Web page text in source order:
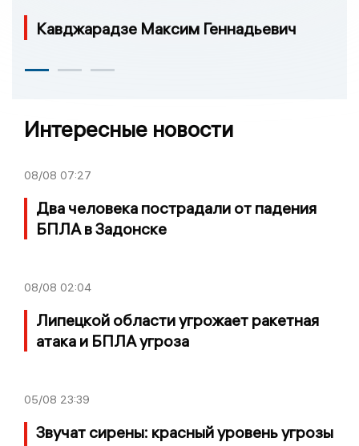
Кавджарадзе Максим Геннадьевич
Интересные новости
08/08 07:27
Два человека пострадали от падения
БПЛА в Задонске
08/08 02:04
Липецкой области угрожает ракетная
атака и БПЛА угроза
05/08 23:39
Звучат сирены: красный уровень угрозы